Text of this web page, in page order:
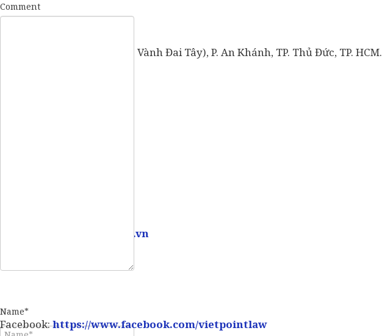
Comment
Name*
57 Vành Đai Tây (số cũ: 936 Vành Đai Tây), P. An Khánh, TP. Thủ Đức, TP. HCM.
info@vietpointlaw.vn
Facebook:https://www.facebook.com/vietpointlaw